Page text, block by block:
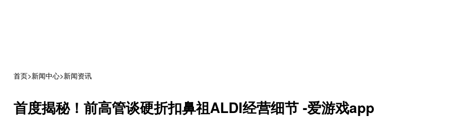
首页>新闻中心>新闻资讯
首度揭秘！前高管谈硬折扣鼻祖ALDI经营细节 -爱游戏app